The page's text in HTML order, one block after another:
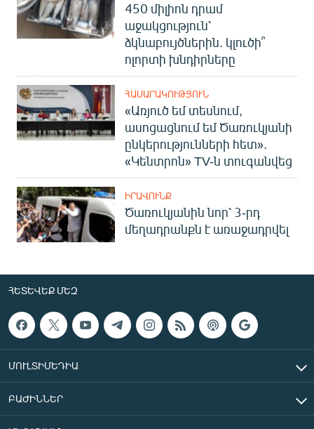
450 միլիոն դրամ
աջակցություն՝
ձկնաբույծներին. կլուծի՞
ոլորտի խնդիրները
ՀԱՍԱՐԱԿՈՒԹՅՈՒՆ
«Առյուծ եմ տեսնում,
ասոցացնում եմ Ծառուկյանի
ընկերությունների հետ».
«Կենտրոն» TV-ն տուգանվեց
ԻՐԱՎՈՒՆՔ
Ծառուկյանին նոր՝ 3-րդ
մեղադրանքն է առաջադրվել
ՀԵՏԵՎԵՔ ՄԵԶ
ՄՈՒԼՏԻՄԵԴԻԱ
ԲԱԺԻՆՆԵՐ